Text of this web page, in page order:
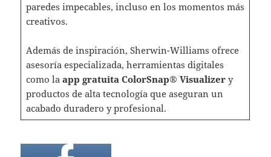
paredes impecables, incluso en los momentos más
creativos.
Además de inspiración, Sherwin-Williams ofrece
asesoría especializada, herramientas digitales
como la app gratuita ColorSnap® Visualizery
productos de alta tecnología que aseguran un
acabado duradero y profesional.